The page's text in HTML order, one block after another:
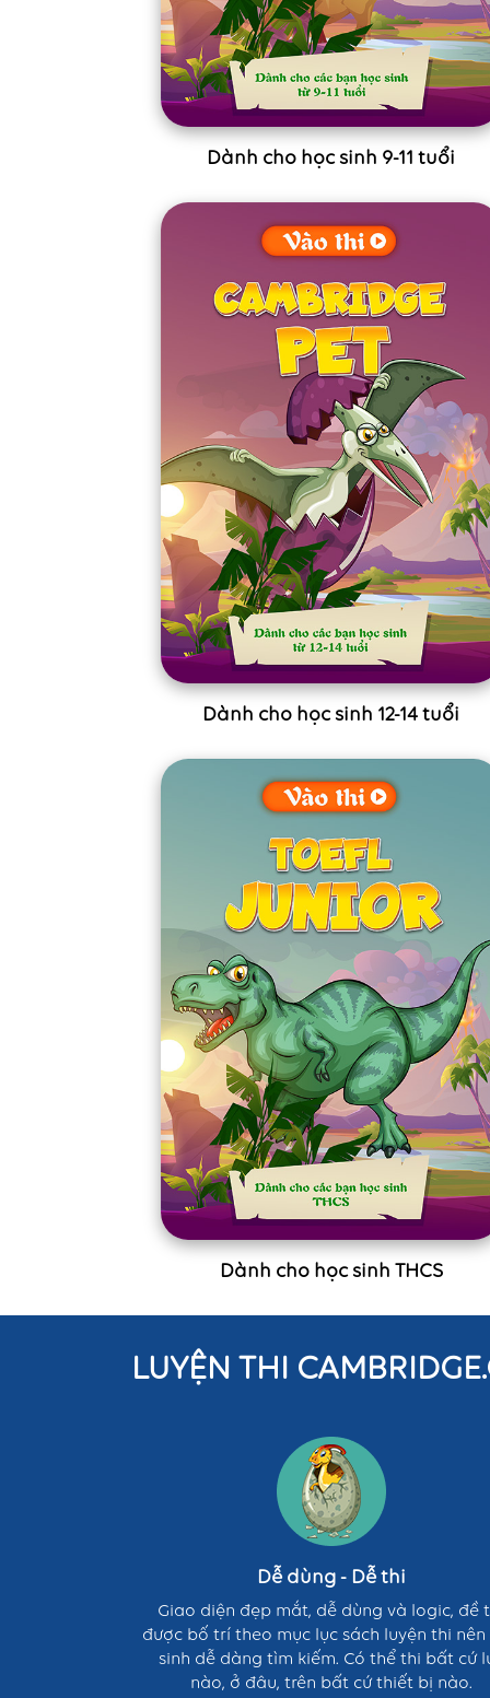
Dành cho học sinh 9-11 tuổi
Dành cho học sinh 12-14 tuổi
Dành cho học sinh THCS
LUYỆN THI
-
Dễ
Dễ dùng - Dễ thi
Giao diện đẹp mắt, dễ dùng và logic, đề
được bố trí theo mục lục sách luyện thi nên
sinh dễ dàng tìm kiếm. Có thể thi bất cứ
nào, ở đâu, trên bất cứ thiết bị nào.